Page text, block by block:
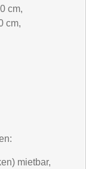
cm,
cm,
mietbar,